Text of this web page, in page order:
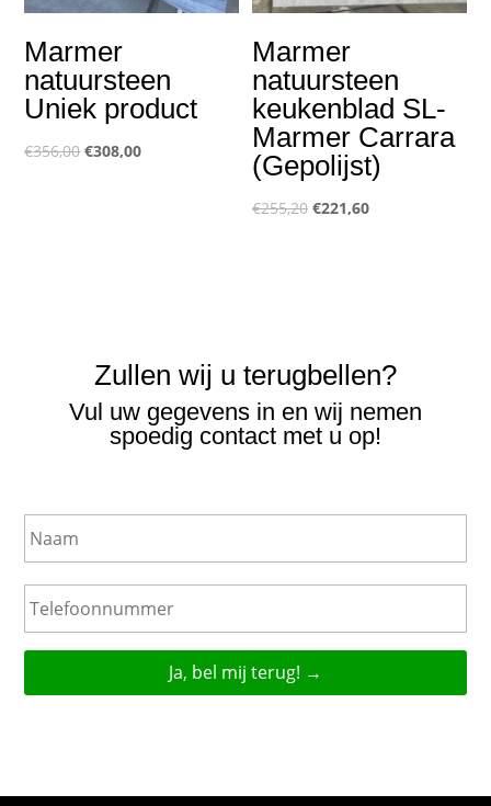
Marmer
natuursteen
Uniek product
€356,00Oorspronkelijke
€308,00Huidige
Marmer
natuursteen
keukenblad SL-
Marmer Carrara
(Gepolijst)
€255,20 Oorspronkelijke
€221,60Huidige
Zullen wij u terugbellen?
Vul uw gegevens in en wij nemen
spoedig contact met u op!
N
a
a
T
e
l
e
o